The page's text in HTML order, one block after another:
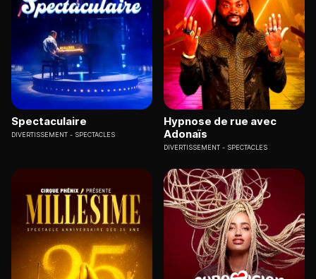
Spectaculaire
DIVERTISSEMENT SPECTACLES
Hypnose de rue avec
Adonaïs
DIVERTISSEMENT SPECTACLES